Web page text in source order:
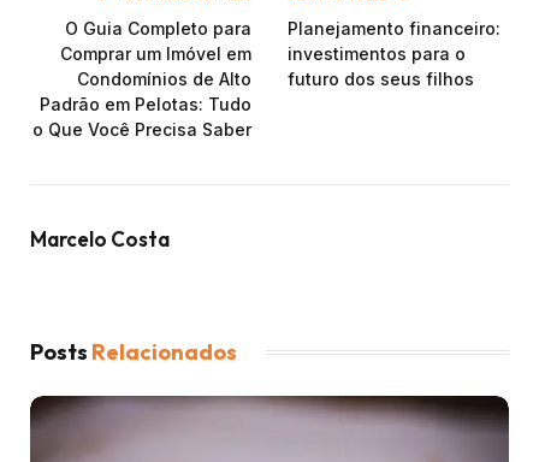
O Guia Completo para
Comprar um Imóvel em
Condomínios de Alto
Padrão em Pelotas: Tudo
o Que Você Precisa Saber
Planejamento financeiro:
investimentos para o
futuro dos seus filhos
Marcelo Costa
Posts Relacionados